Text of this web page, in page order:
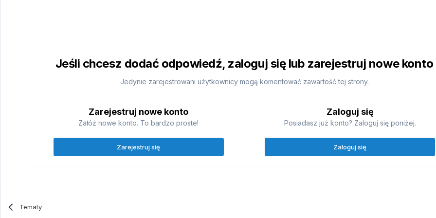
Jeśli chcesz dodać odpowiedź, zaloguj się lub zarejestruj nowe konto
Jedynie zarejestrowani użytkownicy mogą komentować zawartość tej strony.
Zarejestruj nowe konto
Załóż nowe konto. To bardzo proste!
Zarejestruj się
Zaloguj się
Posiadasz już konto? Zaloguj się poniżej.
Zaloguj się
Tematy